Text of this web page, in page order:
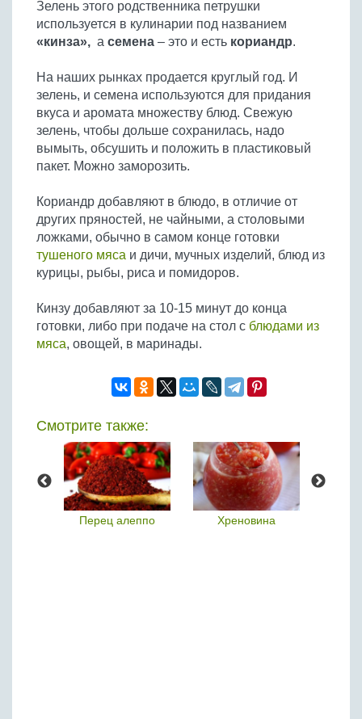
Бобовые
Зелень этого родственника петрушки
используется в кулинарии под названием
«кинза», а семена – это и есть кориандр.
На наших рынках продается круглый год. И
зелень, и семена используются для придания
вкуса и аромата множеству блюд. Свежую
зелень, чтобы дольше сохранилась, надо
вымыть, обсушить и положить в пластиковый
пакет. Можно заморозить.
Кориандр добавляют в блюдо, в отличие от
других пряностей, не чайными, а столовыми
ложками, обычно в самом конце готовки
тушеного мяса и дичи, мучных изделий, блюд из
курицы, рыбы, риса и помидоров.
Кинзу добавляют за 10-15 минут до конца
готовки, либо при подаче на стол с блюдами из
мяса, овощей, в маринады.
Смотрите также:
Перец алеппо Хреновина